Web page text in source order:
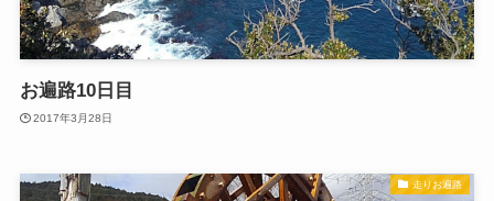
お遍路10日目
2017年3月28日
走りお遍路